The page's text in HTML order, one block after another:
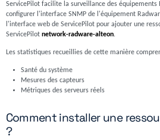
ServicePilot facilite la surveillance des
configurer l'interface SNMP de l'équipement
l'interface web de ServicePilot pour ajouter une
ServicePilot network-radware-alteon.
Les statistiques recueillies de cette manière
Santé du système
Mesures des capteurs
Métriques des serveurs réels
Comment installer une
?